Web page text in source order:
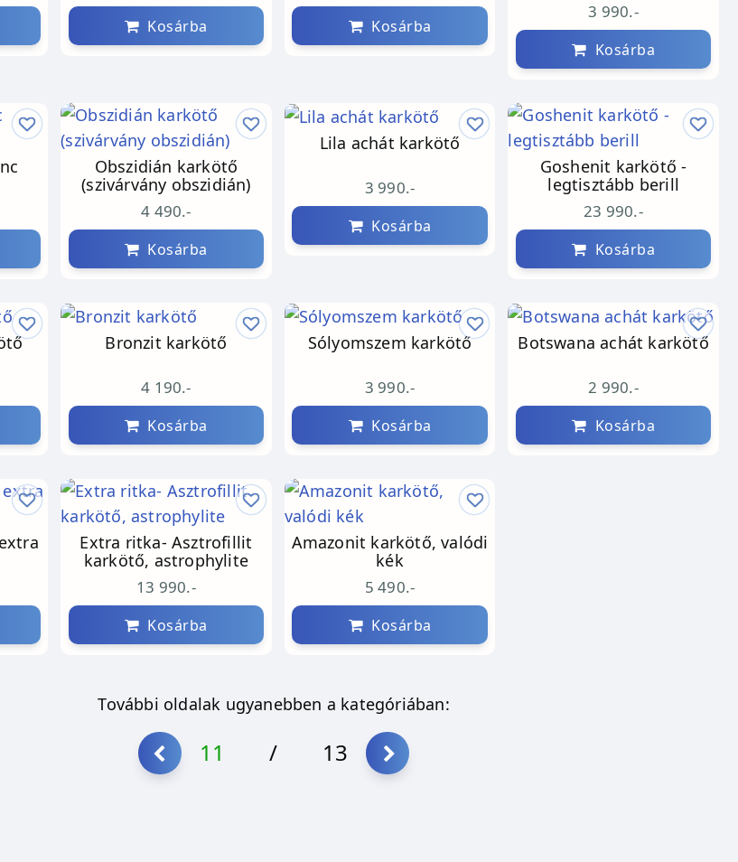
Kosárba Kosárba
3 990.-
Kosárba
Obszidián karkötő
(szivárvány obszidián)
4 490.-
Kosárba
Lila achát karkötő
3 990.-
Kosárba
Goshenit karkötő -
legtisztább berill
23 990.-
Kosárba
Bronzit karkötő
4 190.-
Kosárba
Sólyomszem karkötő
3 990.-
Kosárba
Botswana achát karkötő
2 990.-
Kosárba
Extra ritka- Asztrofillit
karkötő, astrophylite
13 990.-
Kosárba
Amazonit karkötő, valódi
kék
5 490.-
Kosárba
További oldalak ugyanebben a kategóriában:
11 / 13